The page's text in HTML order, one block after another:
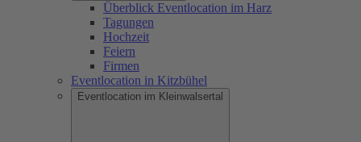
Überblick Eventlocation im Harz
Tagungen
Hochzeit
Feiern
Firmen
Eventlocation in Kitzbühel
Eventlocation im Kleinwalsertal